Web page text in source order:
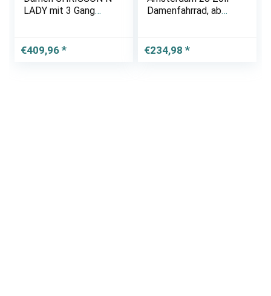
LADY mit 3 Gang
€409,96
Damenfahrrad, ab
Damen-Citybike mit
Rücktrittbremse,
€234,98